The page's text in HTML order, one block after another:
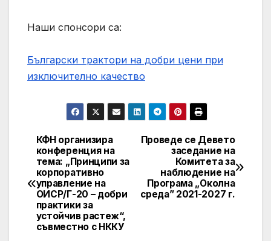
Наши спонсори са:
Български трактори на добри цени при
изключително качество
Навигация
Проведе се Девето
заседание на
Комитета за
наблюдение на
Програма „Околна
среда” 2021-2027 г.
КФН организира
конференция на
тема: „Принципи за
корпоративно
управление на
ОИСР/Г-20 – добри
практики за
устойчив растеж“,
съвместно с НККУ